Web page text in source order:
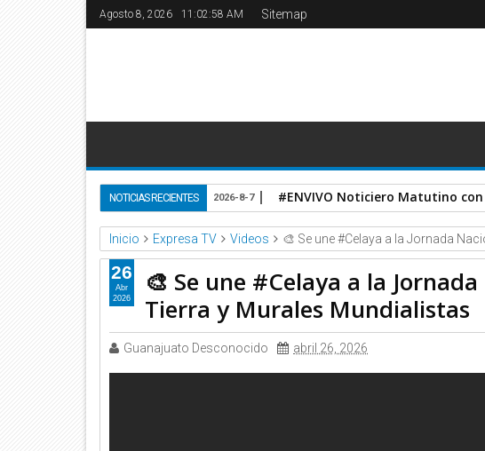
Agosto 8, 2026 11:02:59 AM Sitemap
NOTICIAS RECIENTES #ENVIVO Noticiero Matutino
2026-8-7
Inicio Expresa TV Videos 🎨 Se une #Celaya a la Jornada
🎨 Se une #Celaya a la
Tierra y Murales Mundialistas
Guanajuato Desconocido abril 26, 2026
26
Abr
2026